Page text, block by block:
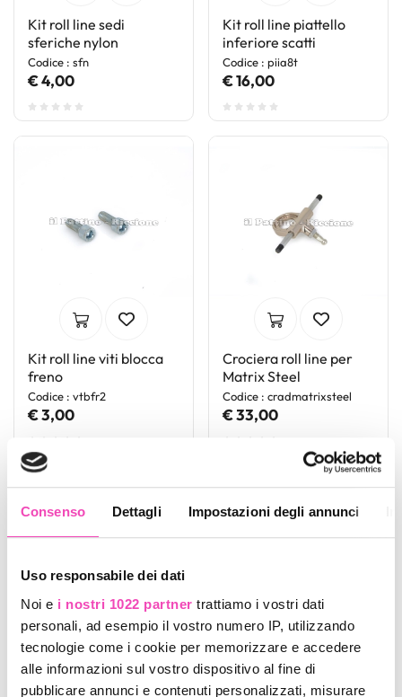
Consenso Dettagli Impostazioni degli annunci
Uso responsabile dei dati
Noi e i nostri 1022 partner trattiamo i vostri dati
personali, ad esempio il vostro numero IP, utilizzando
tecnologie come i cookie per memorizzare e accedere
alle informazioni sul vostro dispositivo al fine di
pubblicare annunci e contenuti personalizzati, misurare
Kit roll line sedi
sferiche nylon
Codice : sfn
€ 4,00
Kit roll line piattello
inferiore scatti
Codice : piia8t
€ 16,00
Kit roll line viti blocca
freno
Codice : vtbfr2
€ 3,00
Crociera roll line per
Matrix Steel
Codice : cradmatrixsteel
€ 33,00
Puntalino roll line
Kit roll line dadi